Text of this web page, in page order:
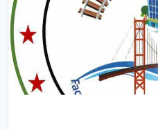
71
بحثاً منشوراً